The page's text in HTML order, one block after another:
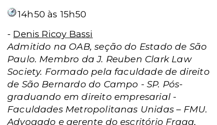
14h50 às 15h50
- Denis Ricoy Bassi
Admitido na OAB, seção do Estado de São
Paulo. Membro da J. Reuben Clark Law
Society. Formado pela faculdade de direito
de São Bernardo do Campo - SP. Pós-
graduando em direito empresarial -
Faculdades Metropolitanas Unidas – FMU.
Advogado e gerente do escritório Fraga,